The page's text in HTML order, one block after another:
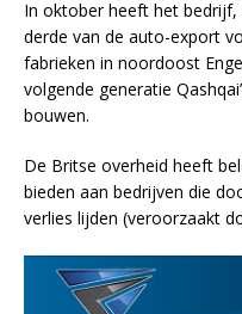
In oktober heeft het
derde van de auto-export
fabrieken in noordoost
volgende generatie
bouwen.
De Britse overheid heeft
bieden aan bedrijven die
verlies lijden (veroorzaakt